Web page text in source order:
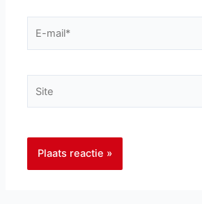
mail*